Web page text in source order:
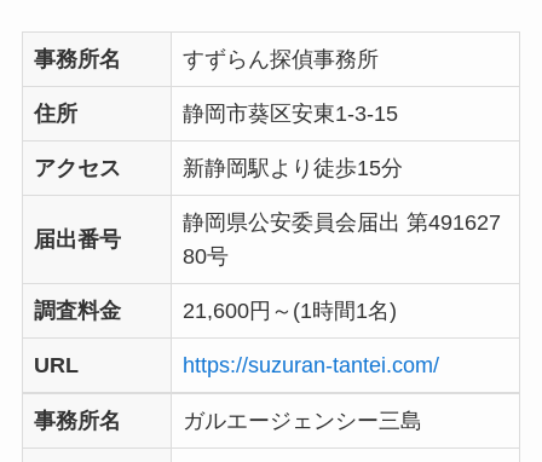
事務所名 すずらん探偵事務所
住所 静岡市葵区安東1-3-15
アクセス 新静岡駅より徒歩15分
届出番号
静岡県公安委員会届出 第491627
80号
調査料金 21,600円～(1時間1名)
URL https://suzuran-tantei.com/
事務所名 ガルエージェンシー三島